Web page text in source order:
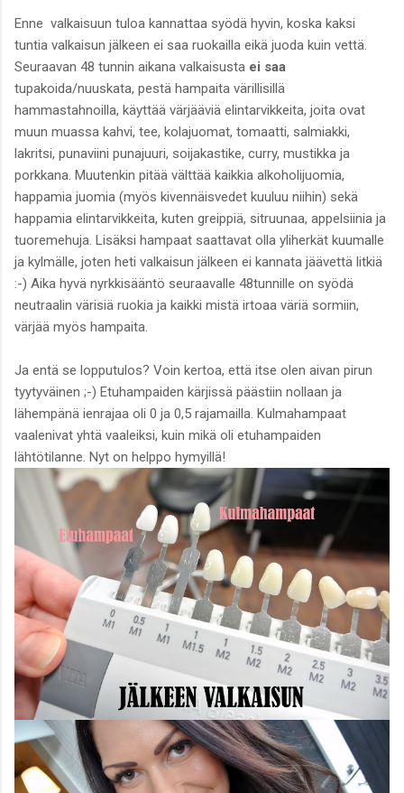
Enne valkaisuun tuloa kannattaa syödä hyvin, koska kaksi
tuntia valkaisun jälkeen ei saa ruokailla eikä juoda kuin vettä.
Seuraavan 48 tunnin aikana valkaisusta ei saa
tupakoida/nuuskata, pestä hampaita värillisillä
hammastahnoilla, käyttää värjääviä elintarvikkeita, joita ovat
muun muassa kahvi, tee, kolajuomat, tomaatti, salmiakki,
lakritsi, punaviini punajuuri, soijakastike, curry, mustikka ja
porkkana. Muutenkin pitää välttää kaikkia alkoholijuomia,
happamia juomia (myös kivennäisvedet kuuluu niihin) sekä
happamia elintarvikkeita, kuten greippiä, sitruunaa, appelsiinia ja
tuoremehuja. Lisäksi hampaat saattavat olla yliherkät kuumalle
ja kylmälle, joten heti valkaisun jälkeen ei kannata jäävettä litkiä
:-) Aika hyvä nyrkkisääntö seuraavalle 48tunnille on syödä
neutraalin värisiä ruokia ja kaikki mistä irtoaa väriä sormiin,
värjää myös hampaita.
Ja entä se lopputulos? Voin kertoa, että itse olen aivan pirun
tyytyväinen ;-) Etuhampaiden kärjissä päästiin nollaan ja
lähempänä ienrajaa oli 0 ja 0,5 rajamailla. Kulmahampaat
vaalenivat yhtä vaaleiksi, kuin mikä oli etuhampaiden
lähtötilanne. Nyt on helppo hymyillä!